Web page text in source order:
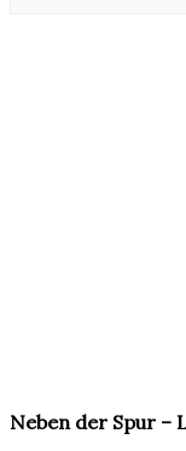
Neben der Spur –